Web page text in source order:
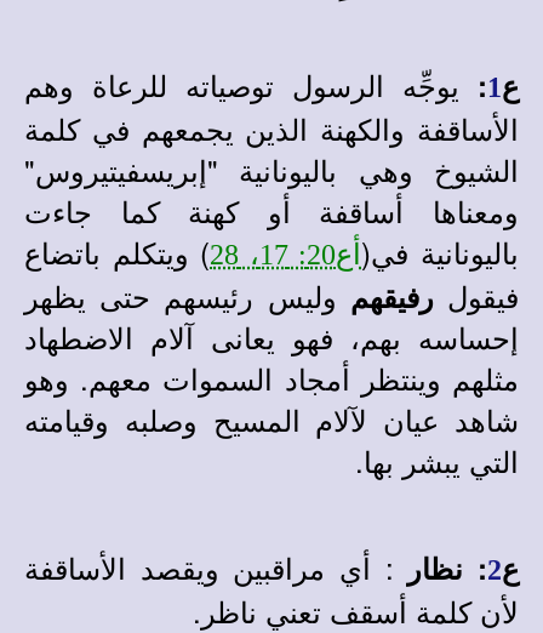
ع1
: يوجِّه الرسول توصياته للرعاة وهم
الأساقفة والكهنة الذين يجمعهم في كلمة
الشيوخ وهي باليونانية "إبريسفيتيروس"
ومعناها أساقفة أو كهنة كما جاءت
باليونانية في( أع20: 17، 28
) ويتكلم باتضاع
فيقولرفيقهم وليس رئيسهم حتى يظهر
إحساسه بهم، فهو يعانى آلام الاضطهاد
مثلهم وينتظر أمجاد السموات معهم. وهو
شاهد عيان لآلام المسيح وصلبه وقيامته
التي يبشر بها.
ع2
: نظار : أي مراقبين ويقصد الأساقفة
لأن كلمة أسقف تعني ناظر.